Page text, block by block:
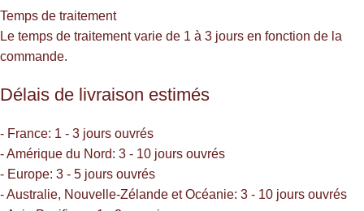
Temps de traitement
Le temps de traitement varie de 1 à 3 jours en fonction de la
commande.
Délais de livraison estimés
- France: 1 - 3 jours ouvrés
- Amérique du Nord: 3 - 10 jours ouvrés
- Europe: 3 - 5 jours ouvrés
- Australie, Nouvelle-Zélande et Océanie: 3 - 10 jours ouvrés